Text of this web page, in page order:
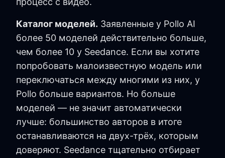
Каталог моделей. Заявленные у Pollo AI
более 50 моделей действительно больше,
чем более 10 у Seedance. Если вы хотите
попробовать малоизвестную модель или
переключаться между многими из них, у
Pollo больше вариантов. Но больше
моделей — не значит автоматически
лучше: большинство авторов в итоге
останавливаются на двух-трёх, которым
доверяют. Seedance тщательно отбирает